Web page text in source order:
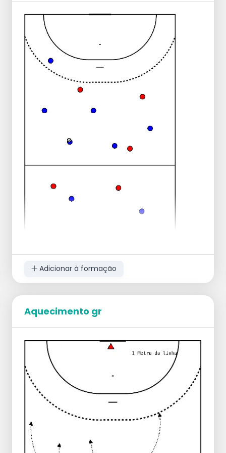
Melhorar a capacidade de tomada de
decisão e a resistência em situações de
jogo real.
Execução
Divida os jogadores em três equipas.
Utilize o campo inteiro para a atividade.
As equipas jogam entre si, com uma
equipa sempre em defesa e as outras
duas alternando entre ataque e defesa.
O treinador pode intervir para corrigir erros
e ajustar táticas durante o jogo.
Objetivo
Desenvolver habilidades de passe e
recepção em situações de pressão.
Execução
Divida as jogadoras em duas equipas.
Cada equipa tenta passar a bola para
uma colega que está posicionada na linha
Adicionar à formação
Aquecimento gr